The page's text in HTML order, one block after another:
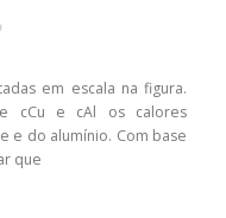
em escala na figura.
cCu e cAl os calores
e do alumínio. Com base
que